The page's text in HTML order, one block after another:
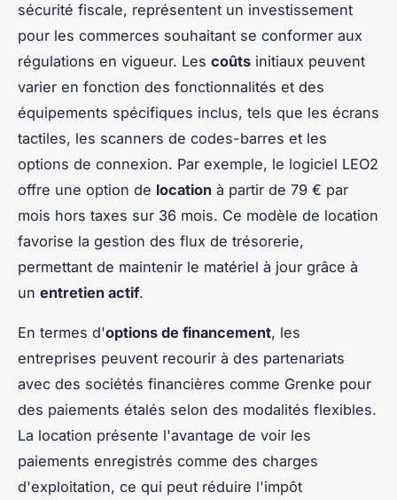
sécurité fiscale, représentent un investissement
pour les commerces souhaitant se conformer aux
régulations en vigueur. Les coûts initiaux peuvent
varier en fonction des fonctionnalités et des
équipements spécifiques inclus, tels que les écrans
tactiles, les scanners de codes-barres et les
options de connexion. Par exemple, le logiciel LEO2
offre une option de location à partir de 79 € par
mois hors taxes sur 36 mois. Ce modèle de location
favorise la gestion des flux de trésorerie,
permettant de maintenir le matériel à jour grâce à
un entretien actif.
En termes d'options de financement, les
entreprises peuvent recourir à des partenariats
avec des sociétés financières comme Grenke pour
des paiements étalés selon des modalités flexibles.
La location présente l'avantage de voir les
paiements enregistrés comme des charges
d'exploitation, ce qui peut réduire l'impôt